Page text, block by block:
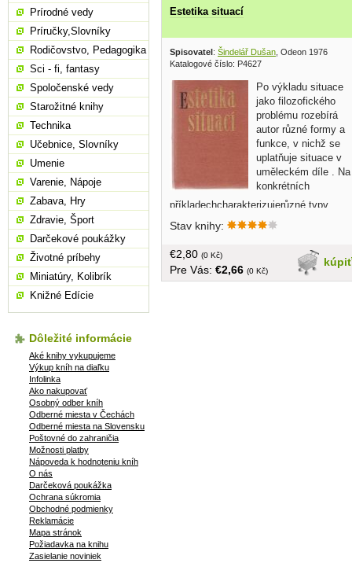
Estetika situací
Spisovatel: Šindelář Dušan , Odeon 1976
Katalogové číslo: P4627
Po výkladu situace
jako filozofického
problému rozebírá
autor různé formy a
funkce, v nichž se
uplatňuje situace v
uměleckém díle . Na
konkrétních
příkladechcharakterizujerůzné typy
estetických situací, způsoby
estetického zaujetí, podíl subjektivního
ukazuje vlastnosti a společenský
význam situačního estetična.... v
Stav knihy:
kúpiť
€2,80 (0 Kč)
Pre Vás: €2,66 (0 Kč)
Prírodné vedy
Príručky,Slovníky
Rodičovstvo, Pedagogika
Sci - fi, fantasy
Spoločenské vedy
Starožitné knihy
Technika
Učebnice, Slovníky
Umenie
Varenie, Nápoje
Zabava, Hry
Zdravie, Šport
Darčekové poukážky
Životné príbehy
Miniatúry, Kolibrík
Knižné Edície
Dôležité informácie
Aké knihy vykupujeme
Výkup kníh na diaľku
Infolinka
Ako nakupovať
Osobný odber kníh
Odberné miesta v Čechách
Odberné miesta na Slovensku
Poštovné do zahraničia
Možnosti platby
Nápoveda k hodnoteniu kníh
O nás
Darčeková poukážka
Ochrana súkromia
Obchodné podmienky
Reklamácie
Mapa stránok
Požiadavka na knihu
Zasielanie noviniek